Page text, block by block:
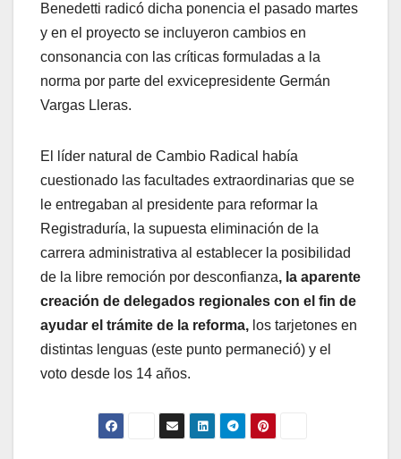
Benedetti radicó dicha ponencia el pasado martes
y en el proyecto se incluyeron cambios en
consonancia con las críticas formuladas a la
norma por parte del exvicepresidente Germán
Vargas Lleras.
El líder natural de Cambio Radical había
cuestionado las facultades extraordinarias que se
le entregaban al presidente para reformar la
Registraduría, la supuesta eliminación de la
carrera administrativa al establecer la posibilidad
de la libre remoción por desconfianza, la aparente
creación de delegados regionales con el fin de
ayudar el trámite de la reforma, los tarjetones en
distintas lenguas (este punto permaneció) y el
voto desde los 14 años.